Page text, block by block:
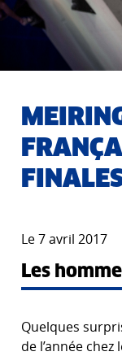
Le 7 avril 2017
Les
Quelques
de l’année